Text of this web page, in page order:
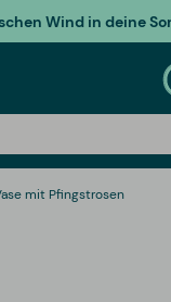
Wind in deine
mit Pfingstrosen